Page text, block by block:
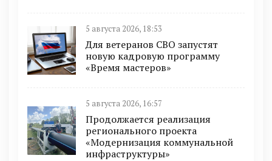
5 августа 2026, 18:53
Для ветеранов СВО запустят
новую кадровую программу
«Время мастеров»
5 августа 2026, 16:57
Продолжается реализация
регионального проекта
«Модернизация коммунальной
инфраструктуры»